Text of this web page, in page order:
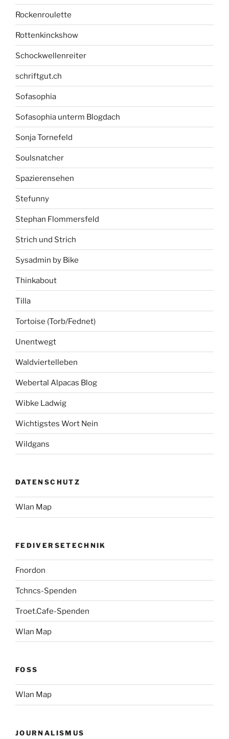
Rockenroulette
Rottenkinckshow
Schockwellenreiter
schriftgut.ch
Sofasophia
Sofasophia unterm Blogdach
Sonja Tornefeld
Soulsnatcher
Spazierensehen
Stefunny
Stephan Flommersfeld
Strich und Strich
Sysadmin by Bike
Thinkabout
Tilla
Tortoise (Torb/Fednet)
Unentwegt
Waldviertelleben
Webertal Alpacas Blog
Wibke Ladwig
Wichtigstes Wort Nein
Wildgans
DATENSCHUTZ
Wlan Map
FEDIVERSETECHNIK
Fnordon
Tchncs-Spenden
Troet.Cafe-Spenden
Wlan Map
FOSS
Wlan Map
JOURNALISMUS